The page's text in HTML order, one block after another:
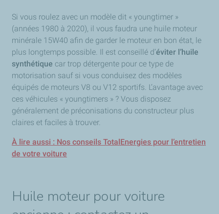
Si vous roulez avec un modèle dit « youngtimer »
(années 1980 à 2020), il vous faudra une huile moteur
minérale 15W40 afin de garder le moteur en bon état, le
plus longtemps possible. Il est conseillé d’éviter l’huile
synthétique car trop détergente pour ce type de
motorisation sauf si vous conduisez des modèles
équipés de moteurs V8 ou V12 sportifs. L’avantage avec
ces véhicules « youngtimers » ? Vous disposez
généralement de préconisations du constructeur plus
claires et faciles à trouver.
À lire aussi : Nos conseils TotalEnergies pour l’entretien
de votre voiture
Huile moteur pour voiture